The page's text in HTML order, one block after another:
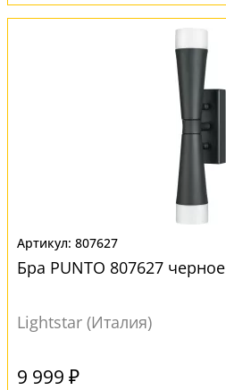
807627
Бра PUNTO 807627 черное
Lightstar (Италия)
9 999 ₽